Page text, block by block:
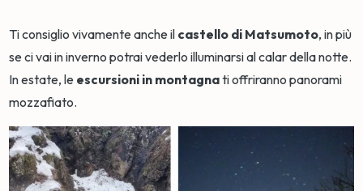
Ti consiglio vivamente anche il castello di Matsumoto, in più
se ci vai in inverno potrai vederlo illuminarsi al calar della notte.
In estate, le escursioni in montagnati offriranno panorami
mozzafiato.